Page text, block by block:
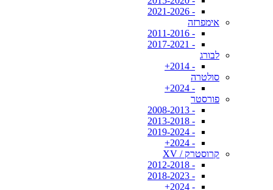
- 2021-2026
אימפרזה
- 2011-2016
- 2017-2021
לבורג
- 2014+
סולטרה
- 2024+
פורסטר
- 2008-2013
- 2013-2018
- 2019-2024
- 2024+
קרוסטרק / XV
- 2012-2018
- 2018-2023
- 2024+